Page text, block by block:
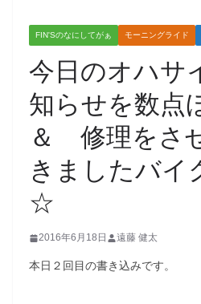
FIN'Sのなにしてがぁ モーニングライド
今日のオハ
知らせを数点
＆ 修理をさ
きましたバイ
☆
2016年6月18日 遠藤 健太
本日２回目の書き込みです。